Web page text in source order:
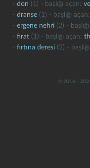
- don (1) - başlığı açan:
- dranse (1) - başlığı açan:
- ergene nehri (2) -
- fırat (1) - başlığı açan:
- fırtına deresi (2) -
© 2016 -